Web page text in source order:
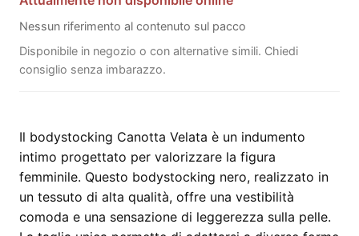
Nessun riferimento al contenuto sul pacco
Disponibile in negozio o con alternative simili. Chiedi
consiglio senza imbarazzo.
Il bodystocking Canotta Velata è un indumento
intimo progettato per valorizzare la figura
femminile. Questo bodystocking nero, realizzato in
un tessuto di alta qualità, offre una vestibilità
comoda e una sensazione di leggerezza sulla pelle.